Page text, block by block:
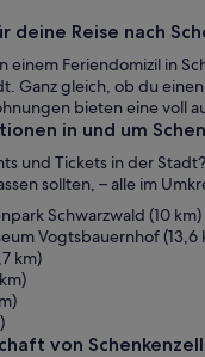
deine Reise nach
einem Feriendomizil in
Ganz gleich, ob du
bieten eine voll
in und um
und Tickets in der
sollten, – alle im
Schwarzwald (10 km)
Vogtsbauernhof (13,6
km)
von Schenkenzell